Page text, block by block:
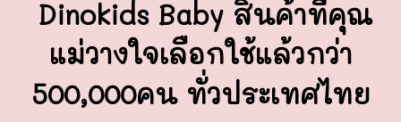
Dinokids Baby สินค้าที่คุณ
แม่วางใจเลือกใช้แล้วกว่า
500,000คน ทั่วประเทศไทย